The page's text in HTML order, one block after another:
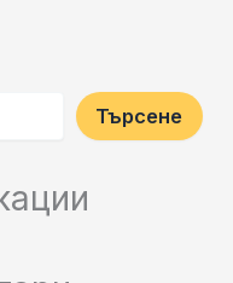
Търсене